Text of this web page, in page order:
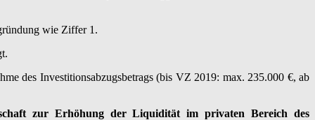
wie Ziffer 1.
des Investitionsabzugsbetrags (bis VZ 2019: max. 235.000 €, ab
zur Erhöhung der Liquidität im privaten Bereich des